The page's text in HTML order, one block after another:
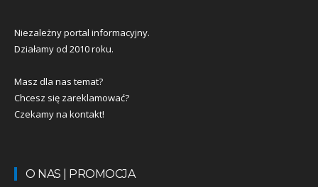
Niezależny portal informacyjny.
Działamy od 2010 roku.
Masz dla nas temat?
Chcesz się zareklamować?
Czekamy na kontakt!
O NAS | PROMOCJA